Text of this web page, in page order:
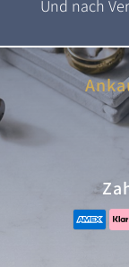
Und nach